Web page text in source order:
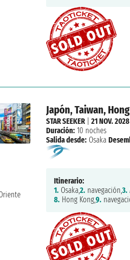
Japón, Taiwan,
STAR SEEKER|21 NOV. 2028
Duración: 10 noches
Salida desde: Osaka
Itinerario:
1. Osaka,2. navegación,3.
8. Hong Kong,9.